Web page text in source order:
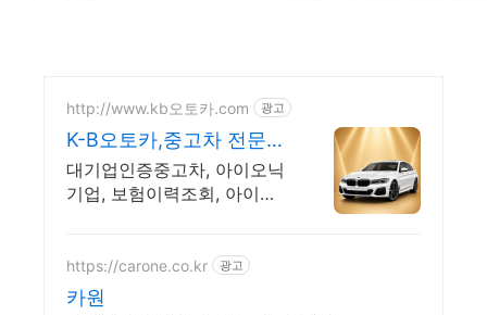
http://www.kb오토카.com 광고
K-B오토카,중고차 전문기
업
대기업인증중고차, 아이오닉
기업, 보험이력조회, 아이오
홈서비스! 낮은 할부이자율,
24시간실매물전산연동
https://carone.co.kr 광고
카원